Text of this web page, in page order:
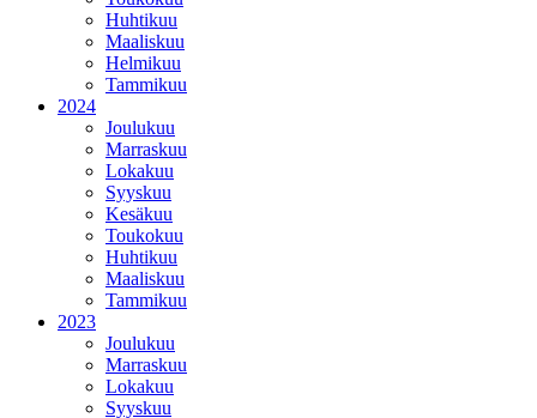
Huhtikuu
Maaliskuu
Helmikuu
Tammikuu
2024
Joulukuu
Marraskuu
Lokakuu
Syyskuu
Kesäkuu
Toukokuu
Huhtikuu
Maaliskuu
Tammikuu
2023
Joulukuu
Marraskuu
Lokakuu
Syyskuu